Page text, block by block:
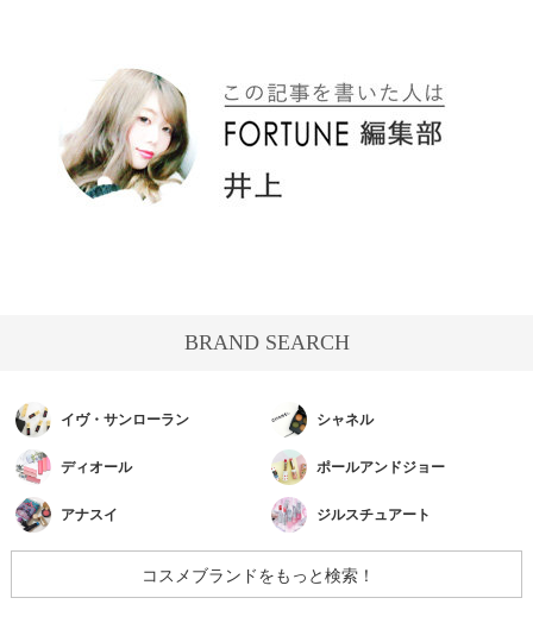
BRAND SEARCH
イヴ・サンローラン シャネル
ディオール ポールアンドジョー
アナスイ ジルスチュアート
コスメブランドをもっと検索！